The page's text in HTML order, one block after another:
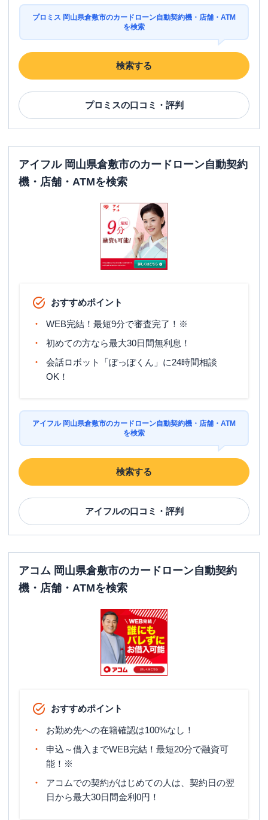
駐車場 〇
岡山県倉敷市児島駅前２丁目２９ １Ｆ
名称 アコム 玉島むじんくんコーナー
営業時間
平日：09:00-21:00
ATM営業時間
平日：24時間
土曜：24時間
日祝： 24時間
岡山県倉敷市玉島１６４０-１１
プロミス 岡山県倉敷市のカードローン自動契約機・店舗・ATM
を検索
検索する
プロミスの口コミ・評判
アイフル 岡山県倉敷市のカードローン自動契約
機・店舗・ATMを検索
おすすめポイント
WEB完結！最短9分で審査完了！※
初めての方なら最大30日間無利息！
会話ロボット「ぽっぽくん」に24時間相談
OK！
アイフル 岡山県倉敷市のカードローン自動契約機・店舗・ATM
を検索
検索する
アイフルの口コミ・評判
アコム 岡山県倉敷市のカードローン自動契約
機・店舗・ATMを検索
おすすめポイント
お勤め先への在籍確認は100%なし！
申込～借入までWEB完結！最短20分で融資可
能！※
アコムでの契約がはじめての人は、契約日の翌
日から最大30日間金利0円！